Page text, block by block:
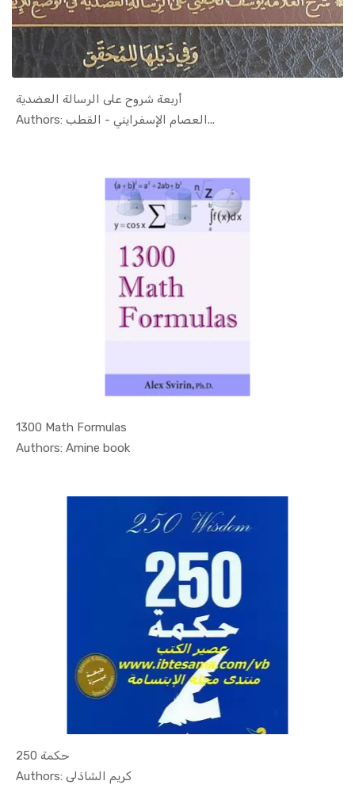
أربعة شروح على الرسالة العضدية
Authors: العصام الإسفرايني - القطب... In Islamic...
1300 Math Formulas
Authors: Amine book
250 حكمة
Authors: كريم الشاذلى